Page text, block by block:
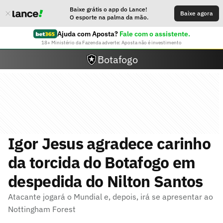
Baixe grátis o app do Lance!
O esporte na palma da mão.
Baixe agora
Ajuda com Aposta? Fale com o assistente.
18+ Ministério da Fazenda adverte: Aposta não é investimento
Botafogo
Igor Jesus agradece carinho
da torcida do Botafogo em
despedida do Nilton Santos
Atacante jogará o Mundial e, depois, irá se apresentar ao
Nottingham Forest